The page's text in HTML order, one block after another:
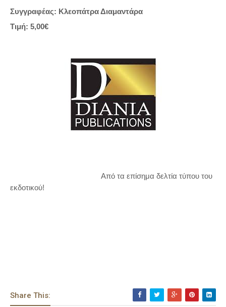
Συγγραφέας: Κλεοπάτρα Διαμαντάρα
Τιμή: 5,00€
Από τα επίσημα δελτία τύπου του
εκδοτικού!
Share This: